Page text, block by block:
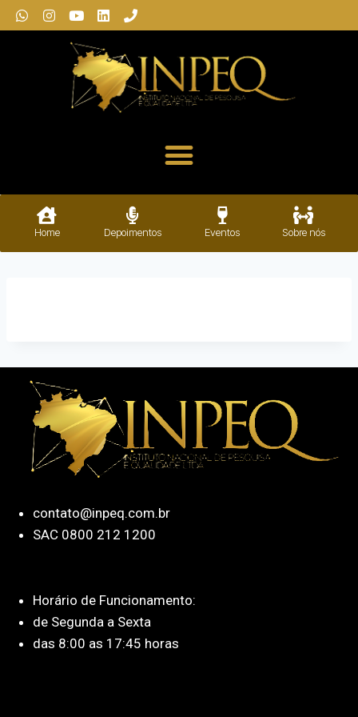
Home Depoimentos Eventos Sobre nós
contato@inpeq.com.br
SAC 0800 212 1200
Horário de Funcionamento:
de Segunda a Sexta
das 8:00 as 17:45 horas